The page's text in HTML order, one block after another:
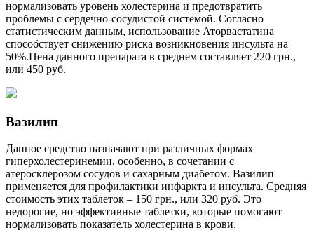
нормализовать уровень холестерина и предотвратить
проблемы с сердечно-сосудистой системой. Согласно
статистическим данным, использование Аторвастатина
способствует снижению риска возникновения инсульта на
50%.Цена данного препарата в среднем составляет 220 грн.,
или 450 руб.
Вазилип
Данное средство назначают при различных формах
гиперхолестеринемии, особенно, в сочетании с
атеросклерозом сосудов и сахарным диабетом. Вазилип
применяется для профилактики инфаркта и инсульта. Средняя
стоимость этих таблеток – 150 грн., или 320 руб. Это
недорогие, но эффективные таблетки, которые помогают
нормализовать показатель холестерина в крови.